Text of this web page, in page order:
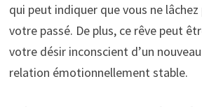
qui peut indiquer que vous ne
votre passé. De plus, ce rêve peut
votre désir inconscient d’un
relation émotionnellement stable.